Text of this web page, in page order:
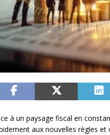
à un paysage fiscal en
aux nouvelles règles et